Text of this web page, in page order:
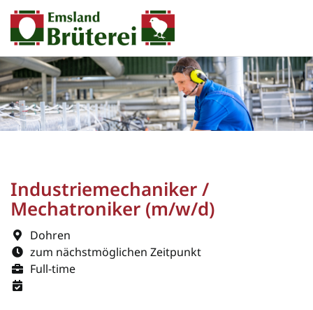
Industriemechaniker /
Mechatroniker (m/w/d)
Dohren
zum nächstmöglichen Zeitpunkt
Full-time